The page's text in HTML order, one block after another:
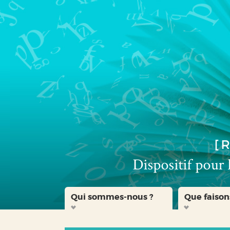
Aller
menu
Aller
contenu
Aller
la
recherche
Qui sommes-nous ? Que